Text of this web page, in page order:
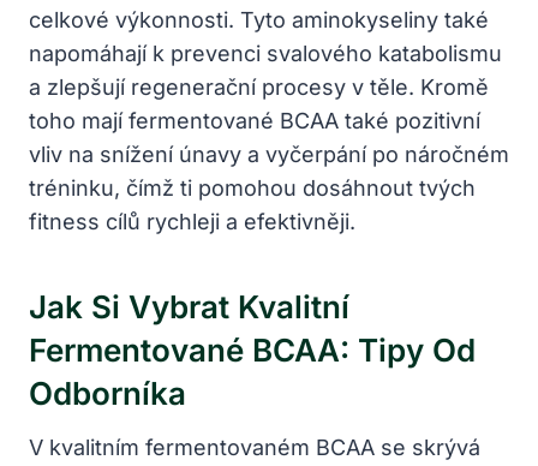
celkové výkonnosti. Tyto aminokyseliny také
napomáhají k prevenci svalového katabolismu
a zlepšují regenerační procesy v těle. Kromě
toho mají fermentované BCAA také pozitivní
vliv na snížení únavy a vyčerpání po náročném
tréninku, čímž ti pomohou dosáhnout tvých
fitness cílů rychleji a efektivněji.
Jak Si Vybrat Kvalitní
Fermentované BCAA: Tipy Od
Odborníka
V kvalitním fermentovaném BCAA se skrývá